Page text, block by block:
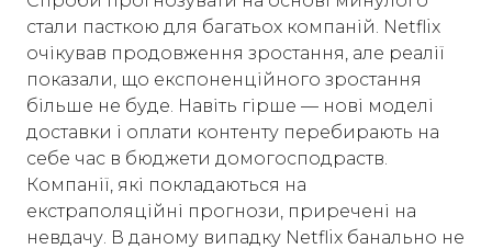
стали пасткою для багатьох компаній. Netflix
очікував продовження зростання, але реалії
показали, що експоненційного зростання
більше не буде. Навіть гірше — нові моделі
доставки і оплати контенту перебирають на
себе час в бюджети домогосподраств.
Компанії, які покладаються на
екстраполяційні прогнози, приречені на
невдачу. В даному випадку Netflix банально не